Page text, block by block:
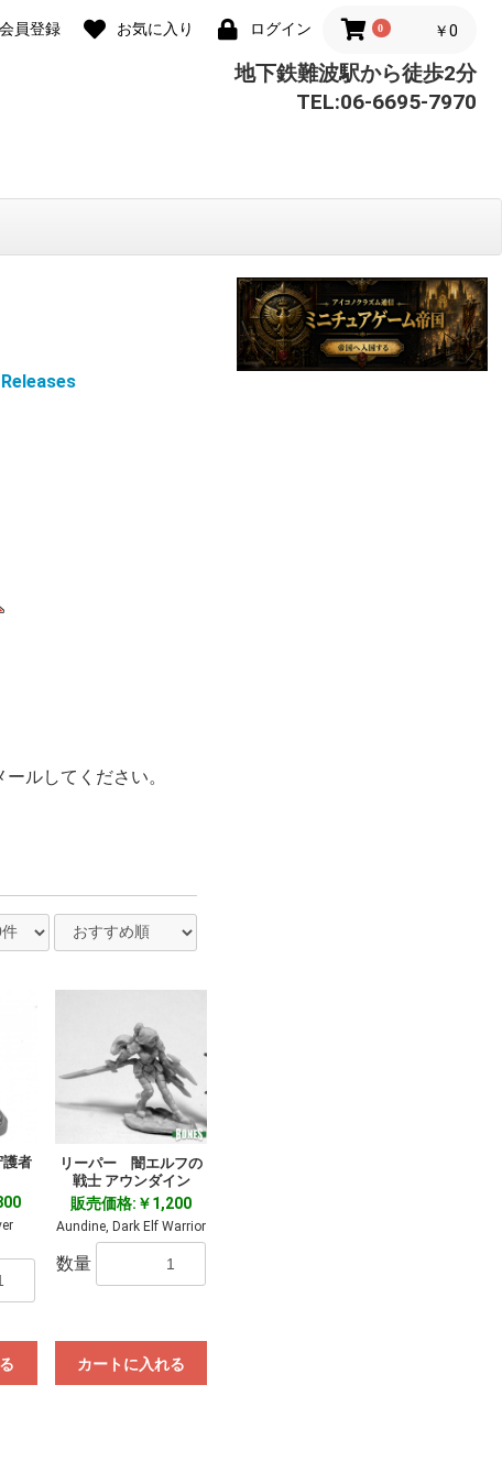
員登録 お気に入り ログイン 0 ￥0
地下鉄難波駅から徒歩2分
TEL:06-6695-7970
ルしてください。
者
リーパー 闇エルフの
戦士 アウンダイン
販売価格:￥1,200
Aundine, Dark Elf Warrior
数量
カートに入れる